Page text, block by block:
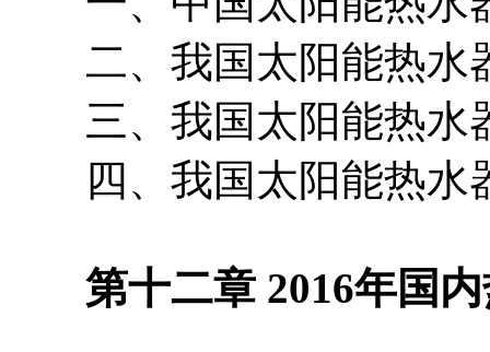
二、我国太阳能热水
三、我国太阳能热水
四、我国太阳能热水
第十二章 2016年国内